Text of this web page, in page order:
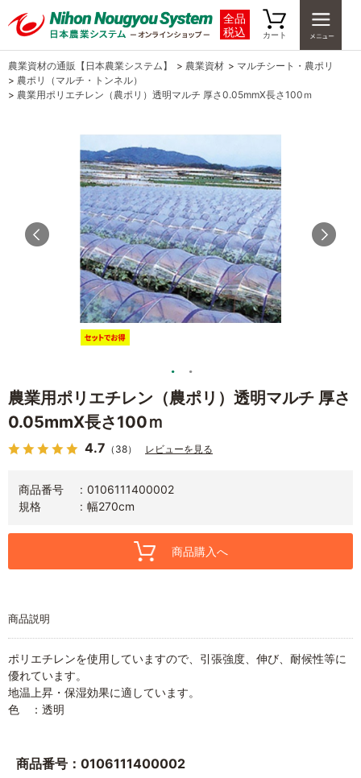
全品
税込
カート
農業資材の通販【日本農業システム】 > 農業資材 > マルチシート・農ポリ
> 農ポリ（マルチ・トンネル）
> 農業用ポリエチレン（農ポリ）透明マルチ 厚さ0.05mmX長さ100ｍ
農業用ポリエチレン（農ポリ）透明マルチ 厚さ
0.05mmX長さ100ｍ
4.7 （38） レビューを見る
商品番号
0106111400002
規格
幅270cm
商品購入へ
商品説明
ポリエチレンを使用していますので、引張強度、伸び、耐候性等に
優れています。
地温上昇・保湿効果に適しています。
色 ：透明
商品番号：0106111400002